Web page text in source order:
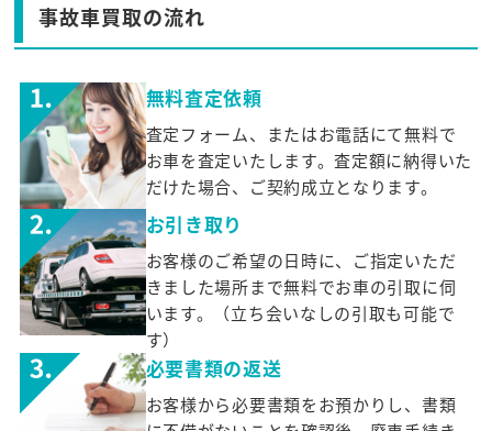
事故車買取の流れ
無料査定依頼
査定フォーム、またはお電話にて無料で
お車を査定いたします。査定額に納得いた
だけた場合、ご契約成立となります。
お引き取り
お客様のご希望の日時に、ご指定いただ
きました場所まで無料でお車の引取に伺
います。（立ち会いなしの引取も可能で
す）
必要書類の返送
お客様から必要書類をお預かりし、書類